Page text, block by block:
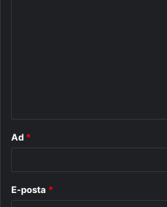
Ad *
E-posta *